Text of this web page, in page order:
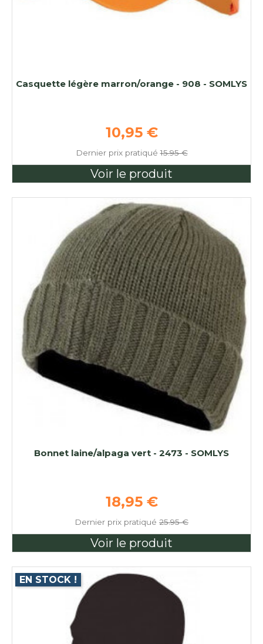
Casquette légère marron/orange - 908 - SOMLYS
Prix de base
10,95 €
Dernier prix pratiqué15.95 €
Voir le produit
Bonnet laine/alpaga vert - 2473 - SOMLYS
Prix de base
18,95 €
Dernier prix pratiqué 25.95 €
Voir le produit
EN STOCK !